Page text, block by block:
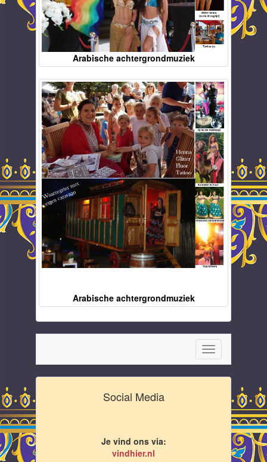
Arabische achtergrondmuziek
Arabische achtergrondmuziek
Toggle
navigation
Social Media
Je vind ons via:
vindhier.nl